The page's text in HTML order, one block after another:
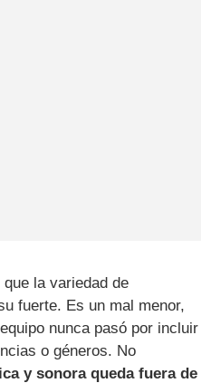
la variedad de
fuerte. Es un mal menor,
nunca pasó por incluir
o géneros. No
y sonora queda fuera de